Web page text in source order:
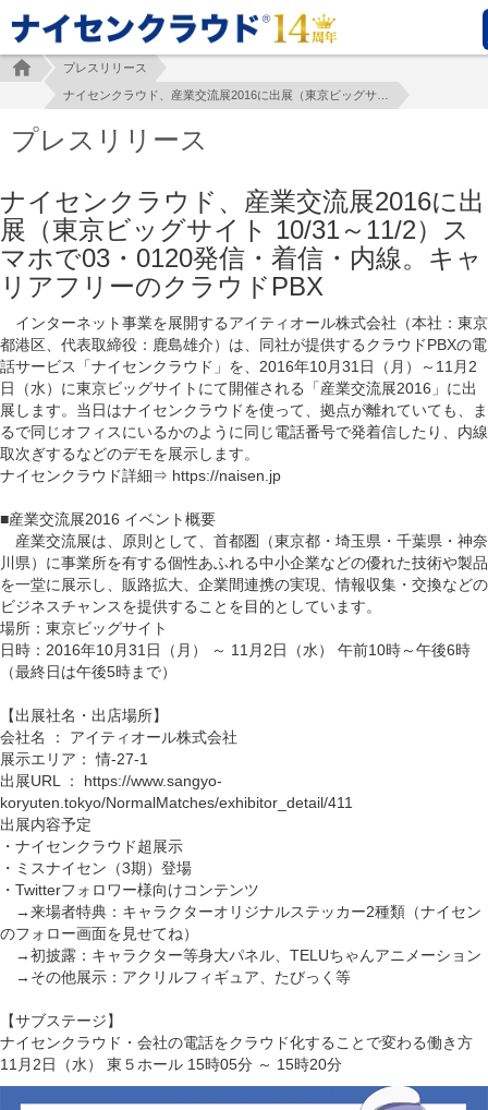
プレスリリース
プレスリリース
ナイセンクラウド、産業交流展2016に出
展（東京ビッグサイト 10/31～11/2）ス
マホで03・0120発信・着信・内線。キャ
リアフリーのクラウドPBX
インターネット事業を展開するアイティオール株式会社（本社：東京
都港区、代表取締役：鹿島雄介）は、同社が提供するクラウドPBXの電
話サービス「ナイセンクラウド」を、2016年10月31日（月）～11月2
日（水）に東京ビッグサイトにて開催される「産業交流展2016」に出
展します。当日はナイセンクラウドを使って、拠点が離れていても、ま
るで同じオフィスにいるかのように同じ電話番号で発着信したり、内線
取次ぎするなどのデモを展示します。
ナイセンクラウド詳細⇒ https://naisen.jp
■産業交流展2016 イベント概要
産業交流展は、原則として、首都圏（東京都・埼玉県・千葉県・神奈
川県）に事業所を有する個性あふれる中小企業などの優れた技術や製品
を一堂に展示し、販路拡大、企業間連携の実現、情報収集・交換などの
ビジネスチャンスを提供することを目的としています。
場所：東京ビッグサイト
日時：2016年10月31日（月） ～ 11月2日（水） 午前10時～午後6時
（最終日は午後5時まで）
【出展社名・出店場所】
会社名 ： アイティオール株式会社
展示エリア： 情-27-1
出展URL ： https://www.sangyo-
koryuten.tokyo/NormalMatches/exhibitor_detail/411
出展内容予定
・ナイセンクラウド超展示
・ミスナイセン（3期）登場
・Twitterフォロワー様向けコンテンツ
→来場者特典：キャラクターオリジナルステッカー2種類（ナイセン
のフォロー画面を見せてね）
→初披露：キャラクター等身大パネル、TELUちゃんアニメーション
→その他展示：アクリルフィギュア、たびっく等
【サブステージ】
ナイセンクラウド・会社の電話をクラウド化することで変わる働き方
11月2日（水） 東５ホール 15時05分 ～ 15時20分